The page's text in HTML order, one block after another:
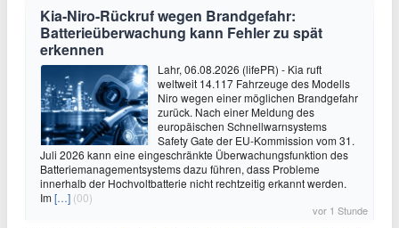
Kia-Niro-Rückruf wegen Brandgefahr:
Batterieüberwachung kann Fehler zu spät
erkennen
Lahr, 06.08.2026 (lifePR) - Kia ruft
weltweit 14.117 Fahrzeuge des Modells
Niro wegen einer möglichen Brandgefahr
zurück. Nach einer Meldung des
europäischen Schnellwarnsystems
Safety Gate der EU-Kommission vom 31.
Juli 2026 kann eine eingeschränkte Überwachungsfunktion des
Batteriemanagementsystems dazu führen, dass Probleme
innerhalb der Hochvoltbatterie nicht rechtzeitig erkannt werden.
Im[…] (00)
vor 1 Stunde